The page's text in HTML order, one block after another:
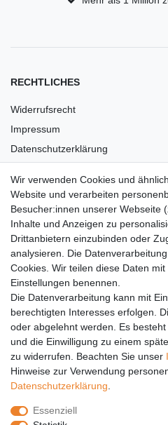
RECHTLICHES
Widerrufsrecht
Impressum
Datenschutzerklärung
Versandkosten
Barrierefreiheit
Anleitungen
Vertrag widerrufen
PARTNER
DHL
GLS
PaketPLUS
SPONSORING
Malchower SV 90
Wir verwenden Cookies und
Website und verarbeiten
Besucher:innen unserer Webseite
Inhalte und Anzeigen zu
Drittanbietern einzubinden oder
analysieren. Die
Cookies. Wir teilen diese Daten
Einstellungen benennen.
Die Datenverarbeitung kann mit
berechtigten Interesses erfolgen.
oder abgelehnt werden. Es
und die Einwilligung zu einem
zu widerrufen. Beachten Sie unser
Hinweise zur Verwendung
Daten­schutz­erklärung
Essenziell